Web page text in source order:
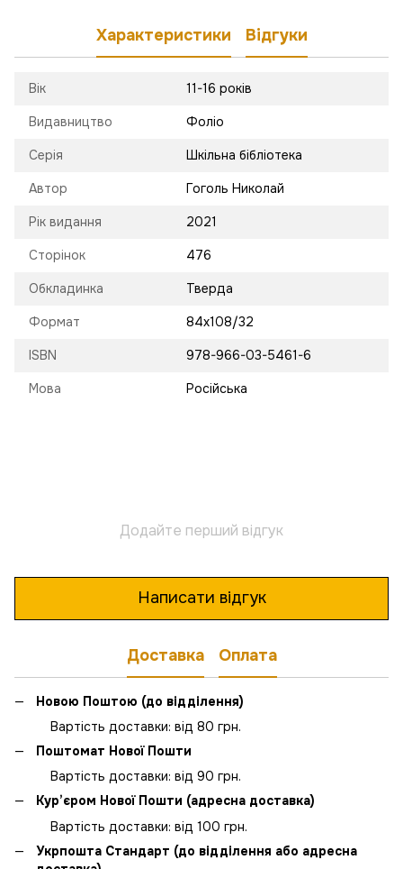
Характеристики Відгуки
Вік 11-16 років
Видавництво Фоліо
Серія Шкільна бібліотека
Автор Гоголь Николай
Рік видання 2021
Сторінок 476
Обкладинка Тверда
Формат 84х108/32
ISBN 978-966-03-5461-6
Мова Російська
Додайте перший відгук
Написати відгук
Доставка Оплата
Новою Поштою (до відділення)
Вартість доставки: від 80 грн.
Поштомат Нової Пошти
Вартість доставки: від 90 грн.
Кур’єром Нової Пошти (адресна доставка)
Вартість доставки: від 100 грн.
Укрпошта Стандарт (до відділення або адресна